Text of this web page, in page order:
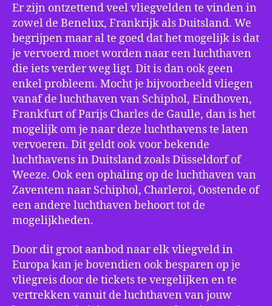
Er zijn ontzettend veel vliegvelden te vinden in
zowel de Benelux, Frankrijk als Duitsland. We
begrijpen maar al te goed dat het mogelijk is dat
je vervoerd moet worden naar een luchthaven
die iets verder weg ligt. Dit is dan ook geen
enkel probleem. Mocht je bijvoorbeeld vliegen
vanaf de luchthaven van Schiphol, Eindhoven,
Frankfurt of Parijs Charles de Gaulle, dan is het
mogelijk om je naar deze luchthavens te laten
vervoeren. Dit geldt ook voor bekende
luchthavens in Duitsland zoals Düsseldorf of
Weeze. Ook een ophaling op de luchthaven van
Zaventem naar Schiphol, Charleroi, Oostende of
een andere luchthaven behoort tot de
mogelijkheden.
Door dit groot aanbod naar elk vliegveld in
Europa kan je bovendien ook besparen op je
vliegreis door de tickets te vergelijken en te
vertrekken vanuit de luchthaven van jouw